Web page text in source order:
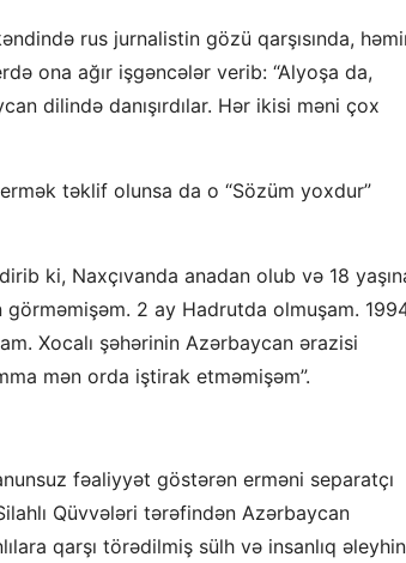
rus jurnalistin gözü qarşısında,
ona ağır işgəncələr verib: “Alyoşa da,
dilində danışırdılar. Hər ikisi məni çox
təklif olunsa da o “Sözüm yoxdur”
ki, Naxçıvanda anadan olub və 18
2 ay Hadrutda olmuşam.
Xocalı şəhərinin Azərbaycan ərazisi
mən orda iştirak etməmişəm”.
fəaliyyət göstərən erməni separatçı
Qüvvələri tərəfindən Azərbaycan
qarşı törədilmiş sülh və insanlıq